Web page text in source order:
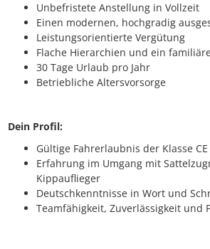
Unbefristete Anstellung in Vollzeit
Einen modernen, hochgradig
Leistungsorientierte Vergütung
Flache Hierarchien und ein
30 Tage Urlaub pro Jahr
Betriebliche Altersvorsorge
Dein Profil:
Gültige Fahrerlaubnis der Klasse
Erfahrung im Umgang mit
Kippauflieger
Deutschkenntnisse in Wort und
Teamfähigkeit, Zuverlässigkeit und